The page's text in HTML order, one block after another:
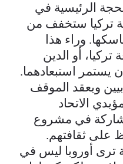
الرئيسية في
تركيا ستخفف من
وراء هذا
تركيا، أو الدين
يستمر استبعادهما.
ويعقد الموقف
الاتحاد
في مشروع
على ثقافتهم.
ترى أوروبا ليس في